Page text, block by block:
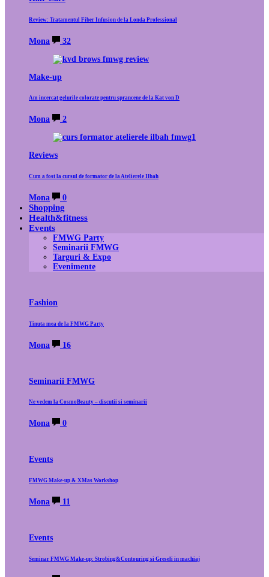
Review: Tratamentul Fiber Infusion de la Londa Professional
Mona 32
Make-up
Am incercat gelurile colorate pentru sprancene de la Kat von D
Mona 2
Reviews
Cum a fost la cursul de formator de la Atelierele Ilbah
Mona 0
Shopping
Health&fitness
Events
FMWG Party
Seminarii FMWG
Targuri & Expo
Evenimente
Fashion
Tinuta mea de la FMWG Party
Mona 16
Seminarii FMWG
Ne vedem la CosmoBeauty – discutii si seminarii
Mona 0
Events
FMWG Make-up & XMas Workshop
Mona 11
Events
Seminar FMWG Make-up: Strobing&Contouring si Greseli in machiaj